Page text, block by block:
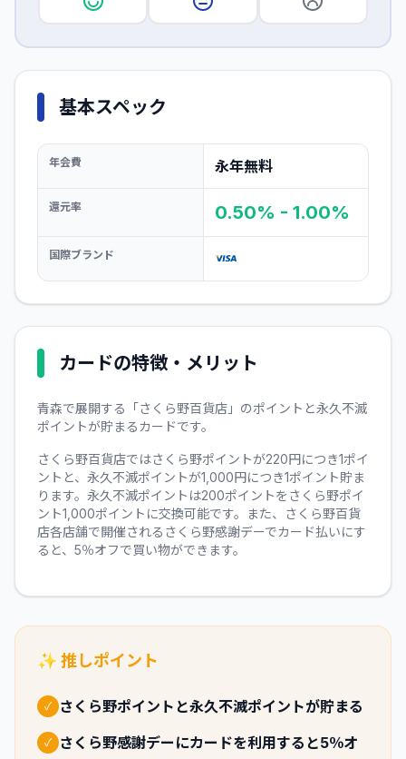
基本スペック
年会費 永年無料
還元率 0.50% - 1.00%
国際ブランド
カードの特徴・メリット
青森で展開する「さくら野百貨店」のポイントと永久不滅
ポイントが貯まるカードです。
さくら野百貨店ではさくら野ポイントが220円につき1ポイ
ントと、永久不滅ポイントが1,000円につき1ポイント貯ま
ります。永久不滅ポイントは200ポイントをさくら野ポイ
ント1,000ポイントに交換可能です。また、さくら野百貨
店各店舗で開催されるさくら野感謝デーでカード払いにす
ると、5％オフで買い物ができます。
✨ 推しポイント
✓ さくら野ポイントと永久不滅ポイントが貯まる
✓
さくら野感謝デーにカードを利用すると5％オ